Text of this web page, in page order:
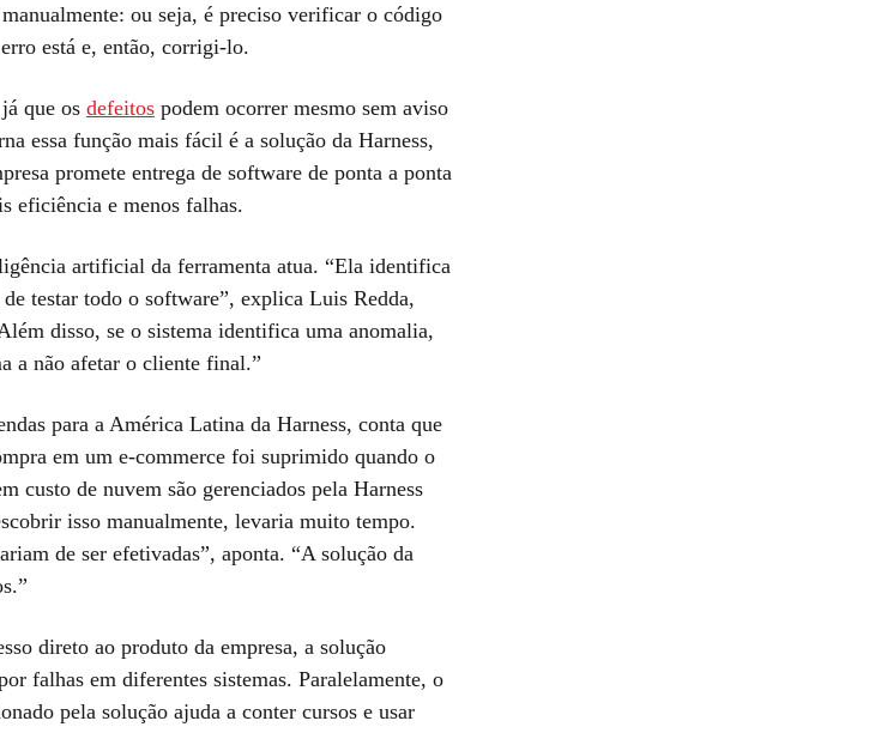
ou seja, é preciso verificar o código
está e, então, corrigi-lo.
que os defeitos podem ocorrer mesmo sem aviso
essa função mais fácil é a solução da Harness,
promete entrega de software de ponta a ponta
eficiência e menos falhas.
artificial da ferramenta atua. “Ela identifica
testar todo o software”, explica Luis Redda,
disso, se o sistema identifica uma anomalia,
a não afetar o cliente final.”
para a América Latina da Harness, conta que
em um e-commerce foi suprimido quando o
custo de nuvem são gerenciados pela Harness
isso manualmente, levaria muito tempo.
de ser efetivadas”, aponta. “A solução da
direto ao produto da empresa, a solução
falhas em diferentes sistemas. Paralelamente, o
pela solução ajuda a conter cursos e usar